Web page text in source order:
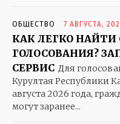
ОБЩЕСТВО 7 АВГУСТА,
КАК ЛЕГКО НАЙТИ
ГОЛОСОВАНИЯ?
СЕРВИС Для
Курултая Республики
августа 2026 года,
могут заранее...